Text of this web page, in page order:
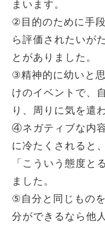
まいます。
②目的のために手
ら評価されたいが
とがありました。
③精神的に幼いと
けのイベントで、
り、周りに気を遣
④ネガティブな内
に冷たくされると
「こういう態度と
ました。
⑤自分と同じもの
分ができるなら他